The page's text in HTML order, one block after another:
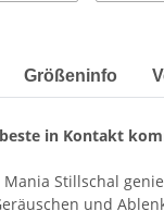
Größeninfo
in Kontakt
Stillschal
und